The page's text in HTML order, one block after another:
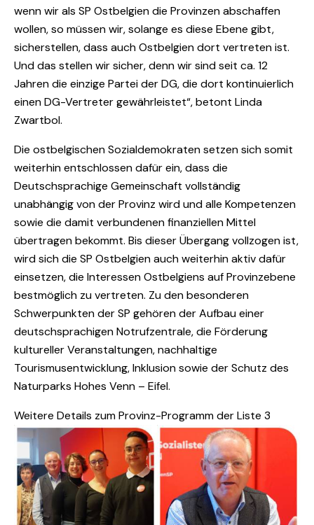
wenn wir als SP Ostbelgien die Provinzen abschaffen
wollen, so müssen wir, solange es diese Ebene gibt,
sicherstellen, dass auch Ostbelgien dort vertreten ist.
Und das stellen wir sicher, denn wir sind seit ca. 12
Jahren die einzige Partei der DG, die dort kontinuierlich
einen DG-Vertreter gewährleistet“, betont Linda
Zwartbol.
Die ostbelgischen Sozialdemokraten setzen sich somit
weiterhin entschlossen dafür ein, dass die
Deutschsprachige Gemeinschaft vollständig
unabhängig von der Provinz wird und alle Kompetenzen
sowie die damit verbundenen finanziellen Mittel
übertragen bekommt. Bis dieser Übergang vollzogen ist,
wird sich die SP Ostbelgien auch weiterhin aktiv dafür
einsetzen, die Interessen Ostbelgiens auf Provinzebene
bestmöglich zu vertreten. Zu den besonderen
Schwerpunkten der SP gehören der Aufbau einer
deutschsprachigen Notrufzentrale, die Förderung
kultureller Veranstaltungen, nachhaltige
Tourismusentwicklung, Inklusion sowie der Schutz des
Naturparks Hohes Venn – Eifel.
Weitere Details zum Provinz-Programm der Liste 3